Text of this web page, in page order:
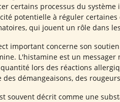
certains processus du
potentielle à réguler
qui jouent un rôle dans
important concerne son
L'histamine est un
lors des réactions
des démangeaisons, des
souvent décrit comme une